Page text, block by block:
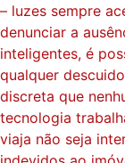
– luzes sempre
denunciar a
inteligentes, é
qualquer
discreta que
tecnologia
viaja não seja